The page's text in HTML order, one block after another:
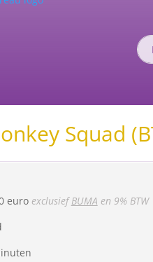
Squad
euro exclusiefBUMA en 9% BTW